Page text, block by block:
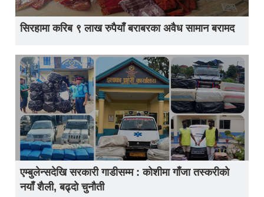
सिरहामा करिब ९ लाख रुपैयाँ बराबरका अवैध सामान बरामद
एम्बुलेन्सदेखि सरकारी गाडीसम्म : कोशीमा गाँजा तस्करीको
नयाँ शैली, बढ्दो चुनौती